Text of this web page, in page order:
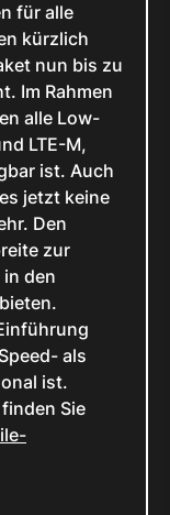
für alle
kürzlich
nun bis zu
Im Rahmen
alle Low-
LTE-M,
ist. Auch
jetzt keine
Den
zur
den
als
ist.
Sie